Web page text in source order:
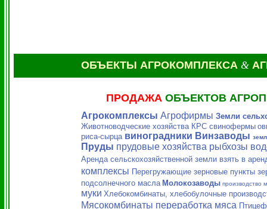
ОБЪЕКТЫ АГРОКОМПЛЕКСА &
ПРОДАЖА ОБЪЕКТОВ
Агрокомплексы Агрофирмы Земли
Животноводческие хозяйства КРС свинофермы
риса-сырца виноградники Винзаводы
Пруды прудовые хозяйства рыбхозы
Аренда сельскохозяйственной земли взять в
комплексы Перегружающие зерновые пункты
подсолнечного масла Молокозаводы производство
муки Хлебокомбинаты, хлебобулочные
Мясокомбинаты переработка мяса